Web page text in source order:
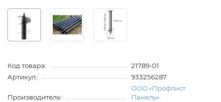
Код товара:
21789-01
Артикул:
933256287
Производитель:
ООО «Профлист
Панель»